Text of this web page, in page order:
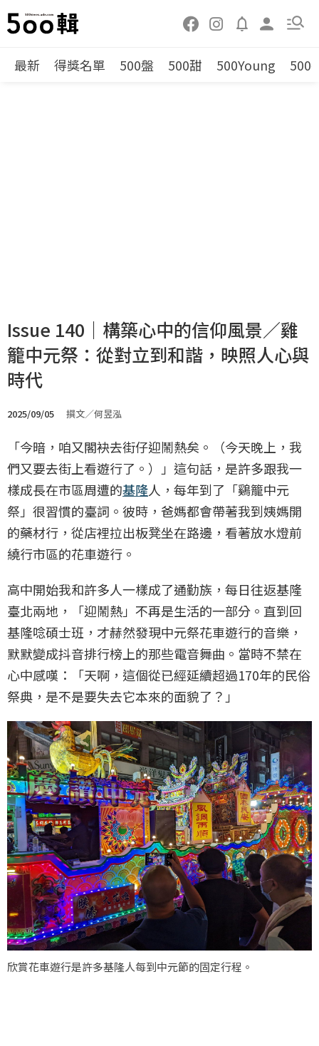
最新 得獎名單 500盤 500甜 500Young 500
Issue 140｜構築心中的信仰風景／雞
籠中元祭：從對立到和諧，映照人心與
時代
2025/09/05 撰文／何昱泓
「今暗，咱又閣袂去街仔迎鬧熱矣。（今天晚上，我
們又要去街上看遊行了。）」這句話，是許多跟我一
樣成長在市區周遭的基隆人，每年到了「鷄籠中元
祭」很習慣的臺詞。彼時，爸媽都會帶著我到姨媽開
的藥材行，從店裡拉出板凳坐在路邊，看著放水燈前
繞行市區的花車遊行。
高中開始我和許多人一樣成了通勤族，每日往返基隆
臺北兩地，「迎鬧熱」不再是生活的一部分。直到回
基隆唸碩士班，才赫然發現中元祭花車遊行的音樂，
默默變成抖音排行榜上的那些電音舞曲。當時不禁在
心中感嘆：「天啊，這個從已經延續超過170年的民俗
祭典，是不是要失去它本來的面貌了？」
欣賞花車遊行是許多基隆人每到中元節的固定行程。